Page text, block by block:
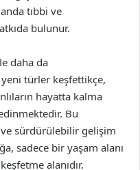
tıbbi ve
bulunur.
daha da
türler keşfettikçe,
hayatta kalma
Bu
ve sürdürülebilir gelişim
sadece bir yaşam alanı
alanıdır.